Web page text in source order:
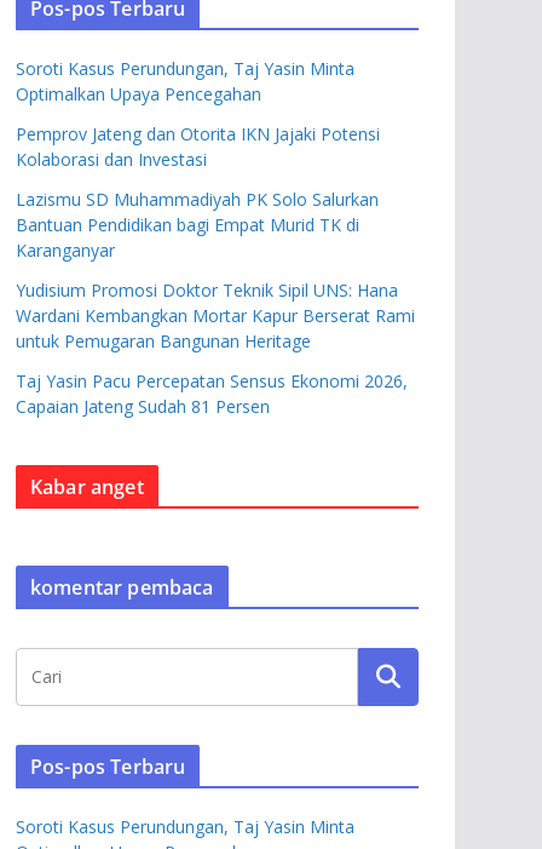
Pos-pos Terbaru
Soroti Kasus Perundungan, Taj Yasin Minta
Optimalkan Upaya Pencegahan
Pemprov Jateng dan Otorita IKN Jajaki Potensi
Kolaborasi dan Investasi
Lazismu SD Muhammadiyah PK Solo Salurkan
Bantuan Pendidikan bagi Empat Murid TK di
Karanganyar
Yudisium Promosi Doktor Teknik Sipil UNS: Hana
Wardani Kembangkan Mortar Kapur Berserat Rami
untuk Pemugaran Bangunan Heritage
Taj Yasin Pacu Percepatan Sensus Ekonomi 2026,
Capaian Jateng Sudah 81 Persen
Kabar anget
komentar pembaca
Pos-pos Terbaru
Soroti Kasus Perundungan, Taj Yasin Minta